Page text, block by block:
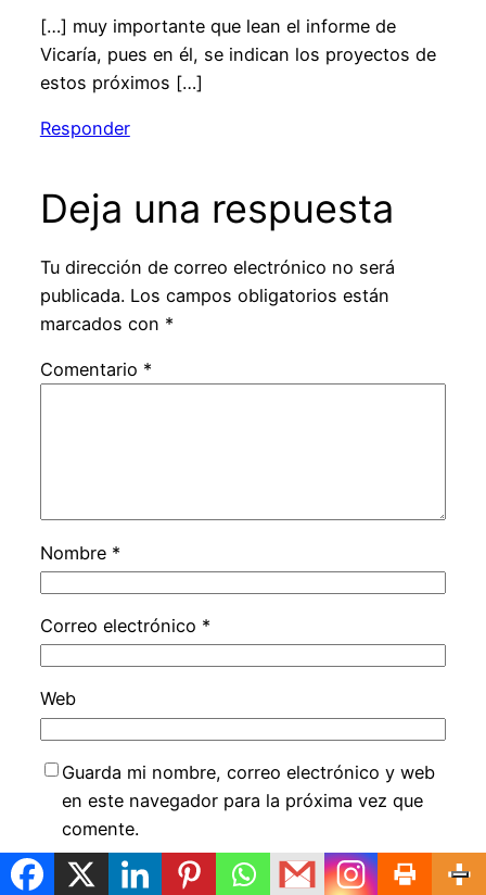
[…] muy importante que lean el informe de
Vicaría, pues en él, se indican los proyectos de
estos próximos […]
Responder
Deja una respuesta
Tu dirección de correo electrónico no será
publicada. Los campos obligatorios están
marcados con *
Comentario *
Nombre *
Correo electrónico *
Web
Guarda mi nombre, correo electrónico y web
en este navegador para la próxima vez que
comente.